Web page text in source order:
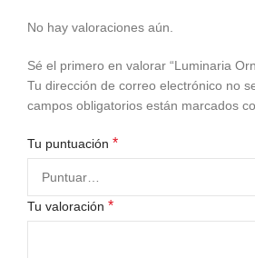
No hay valoraciones aún.
Sé el primero en valorar “Luminaria
Tu dirección de correo electrónico no
campos obligatorios están marcados
Tu puntuación *
Tu valoración *